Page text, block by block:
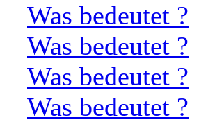
Was bedeutet ?
Was bedeutet ?
Was bedeutet ?
Was bedeutet ?